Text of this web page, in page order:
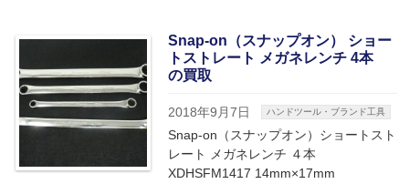
Snap-on（スナップオン） ショー
トストレート メガネレンチ 4本
の買取
2018年9月7日 ハンドツール・ブランド工具
Snap-on（スナップオン）ショートスト
レート メガネレンチ ４本
XDHSFM1417 14mm×17mm